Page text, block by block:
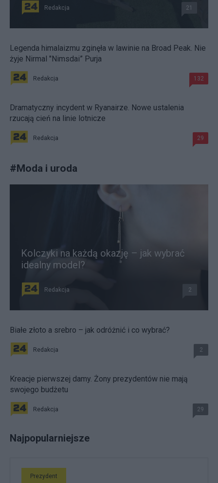
Redakcja 21
Legenda himalaizmu zginęła w lawinie na Broad Peak. Nie
żyje Nirmal "Nimsdai” Purja
Redakcja 132
Dramatyczny incydent w Ryanairze. Nowe ustalenia
rzucają cień na linie lotnicze
Redakcja 29
#Moda i uroda
Kolczyki na każdą okazję – jak wybrać
idealny model?
Redakcja 2
Białe złoto a srebro – jak odróżnić i co wybrać?
Redakcja 2
Kreacje pierwszej damy. Żony prezydentów nie mają
swojego budżetu
Redakcja 29
Najpopularniejsze
Prezydent